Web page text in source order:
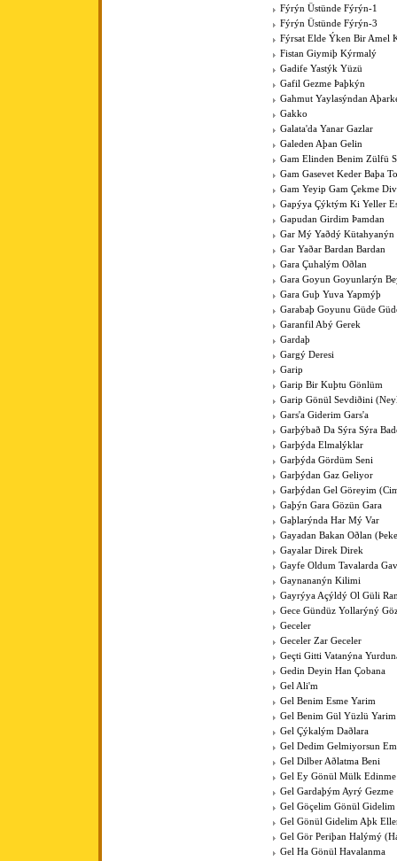
Fýrýn Üstünde Fýrýn-1
Fýrýn Üstünde Fýrýn-3
Fýrsat Elde Ýken Bir Amel
Fistan Giymiþ Kýrmalý
Gadife Yastýk Yüzü
Gafil Gezme Þaþkýn
Gahmut Yaylasýndan
Gakko
Galata'da Yanar Gazlar
Galeden Aþan Gelin
Gam Elinden Benim Zülfü
Gam Gasevet Keder Baþa
Gam Yeyip Gam Çekme
Gapýya Çýktým Ki Yeller
Gapudan Girdim Þamdan
Gar Mý Yaðdý Kütahyanýn
Gar Yaðar Bardan Bardan
Gara Çuhalým Oðlan
Gara Goyun Goyunlarýn
Gara Guþ Yuva Yapmýþ
Garabaþ Goyunu Güde
Garanfil Abý Gerek
Gardaþ
Gargý Deresi
Garip
Garip Bir Kuþtu Gönlüm
Garip Gönül Sevdiðini
Gars'a Giderim Gars'a
Garþýbað Da Sýra Sýra
Garþýda Elmalýklar
Garþýda Gördüm Seni
Garþýdan Gaz Geliyor
Garþýdan Gel Göreyim
Gaþýn Gara Gözün Gara
Gaþlarýnda Har Mý Var
Gayadan Bakan Oðlan
Gayalar Direk Direk
Gayfe Oldum Tavalarda
Gaynananýn Kilimi
Gayrýya Açýldý Ol Güli
Gece Gündüz Yollarýný
Geceler
Geceler Zar Geceler
Geçti Gitti Vatanýna
Gedin Deyin Han Çobana
Gel Ali'm
Gel Benim Esme Yarim
Gel Benim Gül Yüzlü Yarim
Gel Çýkalým Daðlara
Gel Dedim Gelmiyorsun
Gel Dilber Aðlatma Beni
Gel Ey Gönül Mülk
Gel Gardaþým Ayrý Gezme
Gel Göçelim Gönül Gidelim
Gel Gönül Gidelim Aþk
Gel Gör Periþan Halýmý
Gel Ha Gönül Havalanma